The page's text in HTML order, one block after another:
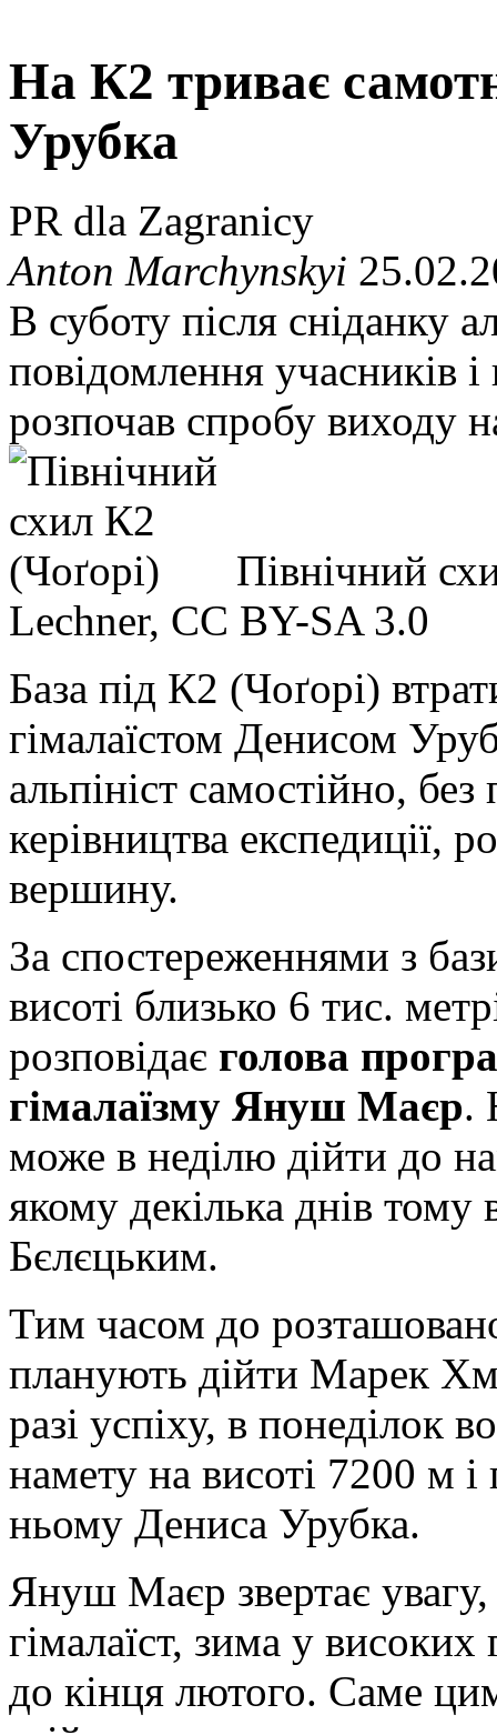
На К2 триває
Урубка
PR dla Zagranicy
Anton Marchynskyi
В суботу після сніданку
повідомлення учасників і
розпочав спробу виходу
Північний
Lechner, CC BY-SA 3.0
База під К2 (Чоґорі)
гімалаїстом Денисом
альпініст самостійно,
керівництва експедиції,
вершину.
За спостереженнями з
висоті близько 6 тис.
розповідає голова
гімалаїзму Януш Маєр.
може в неділю дійти до
якому декілька днів
Бєлєцьким.
Тим часом до
планують дійти Марек
разі успіху, в понеділок
намету на висоті 7200 м і
ньому Дениса Урубка.
Януш Маєр звертає
гімалаїст, зима у
до кінця лютого. Саме